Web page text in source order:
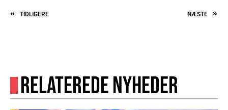
TIDLIGERE NÆSTE
RELATEREDE NYHEDER